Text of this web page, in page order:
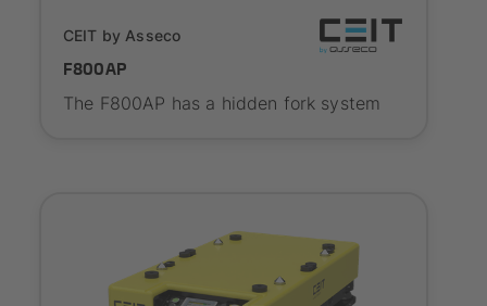
CEIT by Asseco
F800AP
The F800AP has a hidden fork system